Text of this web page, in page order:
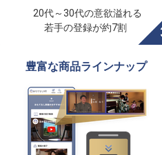
20代～30代の意欲溢れる
若手の登録が約7割
豊富な商品ラインナップ